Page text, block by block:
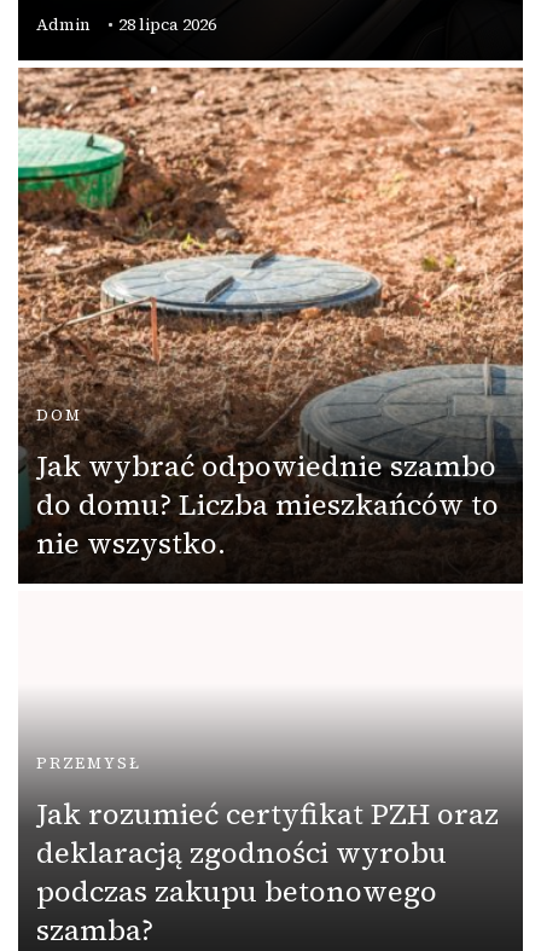
Admin 28 lipca 2026
DOM
Jak wybrać odpowiednie szambo
do domu? Liczba mieszkańców to
nie wszystko.
PRZEMYSŁ
Jak rozumieć certyfikat PZH oraz
deklaracją zgodności wyrobu
podczas zakupu betonowego
szamba?